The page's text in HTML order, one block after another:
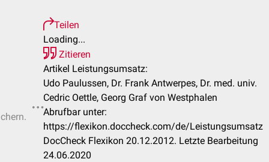
Teilen
Loading...
Zitieren
Artikel Leistungsumsatz:
Udo Paulussen, Dr. Frank Antwerpes, Dr. med. univ.
Cedric Oettle, Georg Graf von Westphalen
Abrufbar unter:
https://flexikon.doccheck.com/de/Leistungsumsatz
DocCheck Flexikon 20.12.2012. Letzte Bearbeitung
24.06.2020